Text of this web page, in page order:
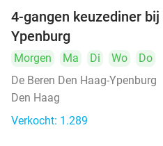
4-gangen keuzediner bij
Ypenburg
Morgen Ma Di Wo
Do
De Beren Den Haag-Ypenburg
Den Haag
Verkocht: 1.289